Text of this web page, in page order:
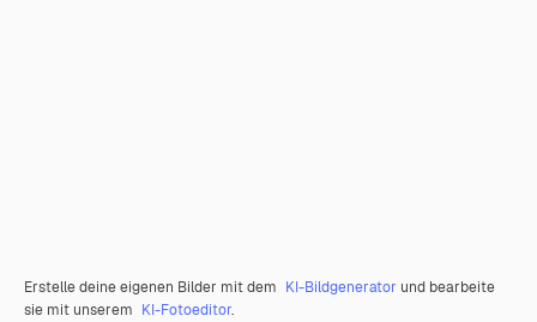
Erstelle deine eigenen Bilder mit dem KI-Bildgenerator und bearbeite
sie mit unserem KI-Fotoeditor.